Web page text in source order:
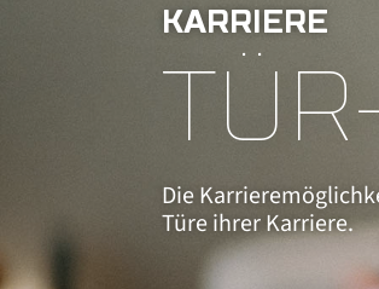
KARRIERE
Die
Türe ihrer Karriere.